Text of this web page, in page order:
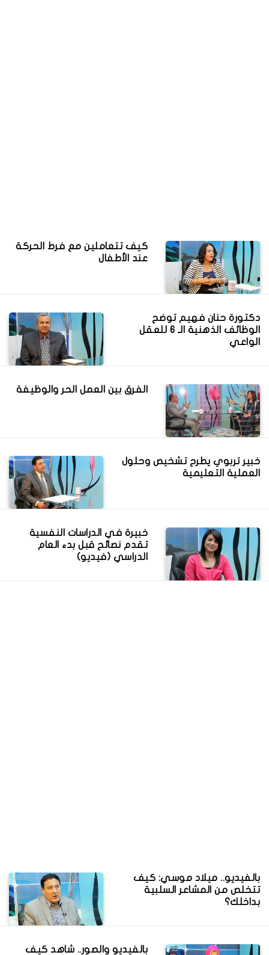
كيف تتعاملين مع فرط الحركة
عند الأطفال
دكتورة حنان فهيم توضح
الوظائف الذهنية الـ 6 للعقل
الواعي
الفرق بين العمل الحر والوظيفة
خبير تربوي يطرح تشخيص وحلول
العملية التعليمية
خبيرة في الدراسات النفسية
تقدم نصائح قبل بدء العام
الدراسي (فيديو)
بالفيديو.. ميلاد موسي: كيف
تتخلص من المشاعر السلبية
بداخلك؟
بالفيديو والصور.. شاهد كيف